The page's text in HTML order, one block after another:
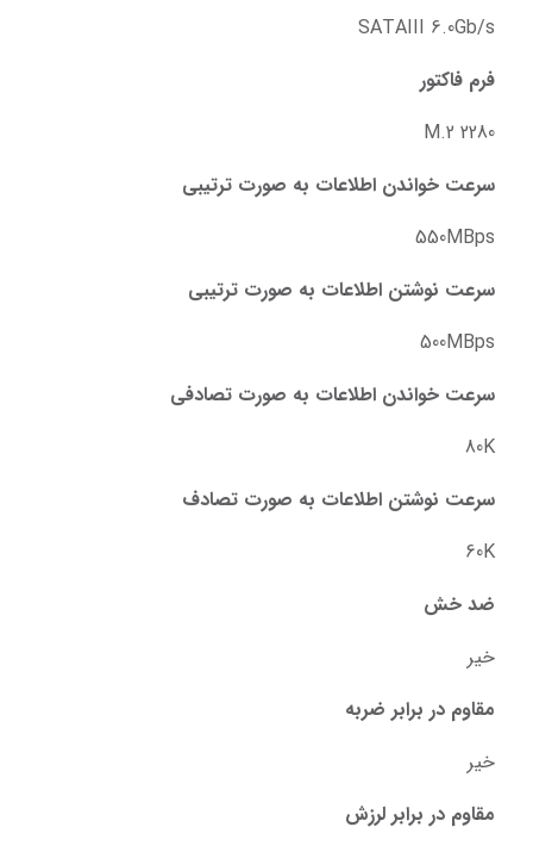
SATAIII 6.0Gb/s
فرم فاکتور
M.2 2280
سرعت خواندن اطلاعات به صورت ترتیبی
550MBps
سرعت نوشتن اطلاعات به صورت ترتیبی
500MBps
سرعت خواندن اطلاعات به صورت تصادفی
80K
سرعت نوشتن اطلاعات به صورت تصادف
60K
ضد خش
خیر
مقاوم در برابر ضربه
خیر
مقاوم در برابر لرزش